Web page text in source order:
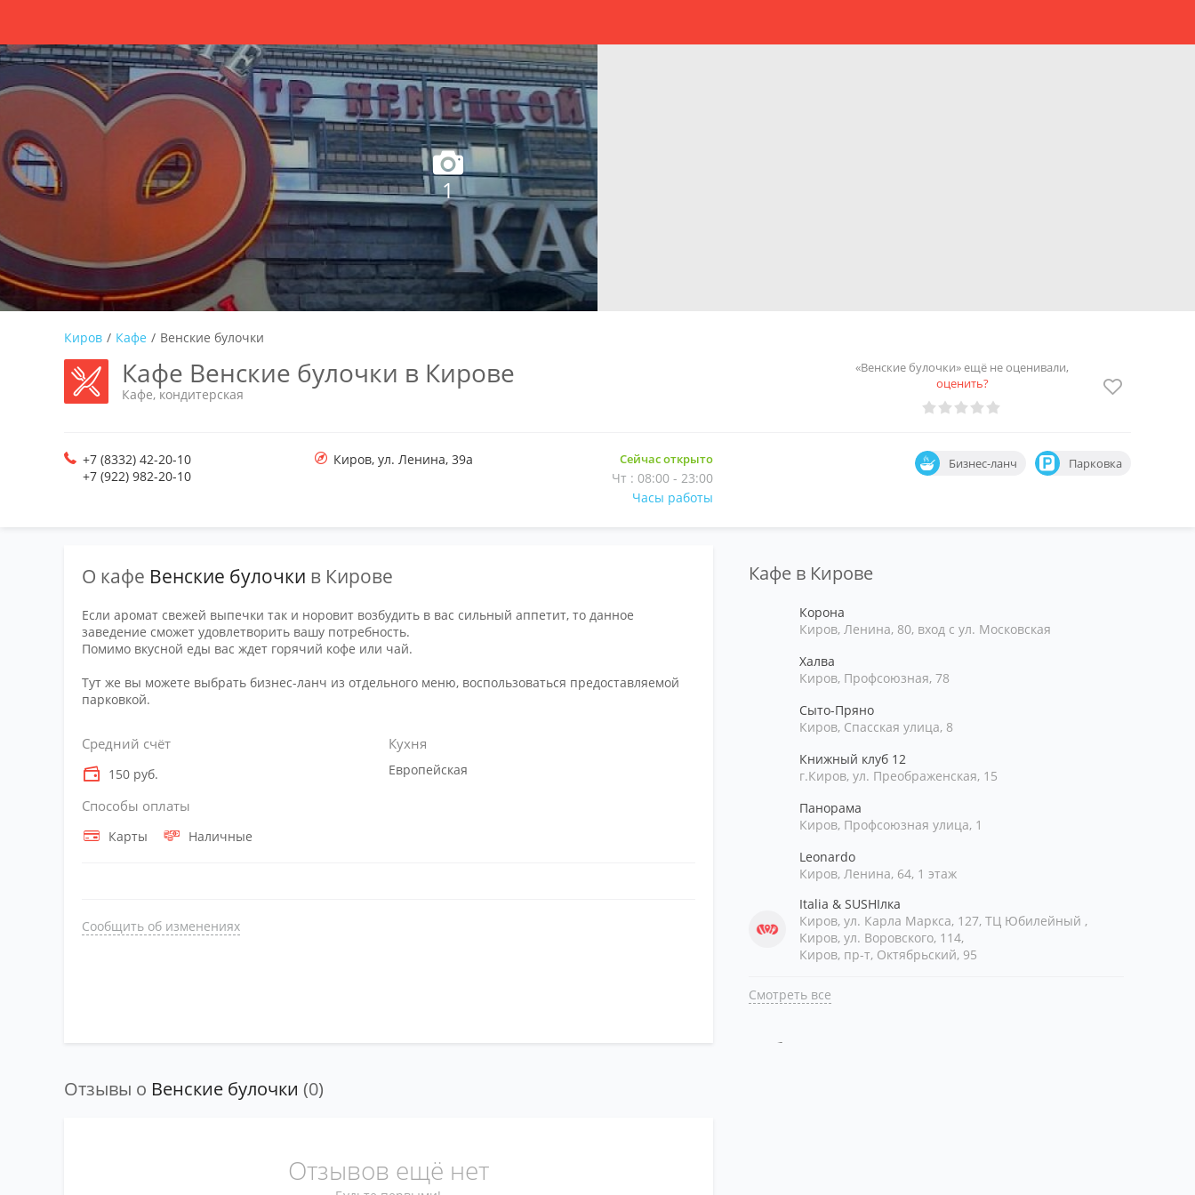
1
Киров / Кафе / Венские булочки
Кафе Венские булочки в Кирове
Кафе, кондитерская
«Венские булочки» ещё не оценивали,
оценить?
+7 (8332) 42-20-10
+7 (922) 982-20-10
Киров,ул. Ленина, 39а Сейчас открыто
Чт : 08:00 - 23:00
Часы работы
Бизнес-ланч Парковка
О кафе Венские булочки в Кирове
Если аромат свежей выпечки так и норовит возбудить в вас сильный аппетит, то данное
заведение сможет удовлетворить вашу потребность.
Помимо вкусной еды вас ждет горячий кофе или чай.
Тут же вы можете выбрать бизнес-ланч из отдельного меню, воспользоваться предоставляемой
парковкой.
Средний счёт
150 руб.
Способы оплаты
Карты Наличные
Кухня
Европейская
Сообщить об изменениях
Кафе в Кирове
Корона
Киров, Ленина, 80, вход с ул. Московская
Халва
Киров, Профсоюзная, 78
Сыто-Пряно
Киров, Спасская улица, 8
Книжный клуб 12
г.Киров, ул. Преображенская, 15
Панорама
Киров, Профсоюзная улица, 1
Leonardo
Киров, Ленина, 64, 1 этаж
Italia & SUSHIлка
Киров, ул. Карла Маркса, 127, ТЦ Юбилейный ,
Киров, ул. Воровского, 114,
Киров, пр-т, Октябрьский, 95
Смотреть все
Поблизости
Отзывы о Венские булочки (0)
Отзывов ещё нет